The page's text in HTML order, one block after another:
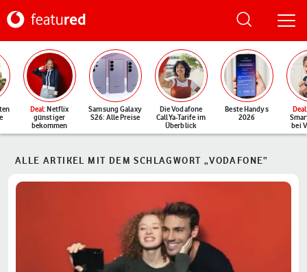
Deal: Netflix
günstiger
bekommen
Samsung Galaxy
S26: Alle Preise
Die Vodafone
CallYa-Tarife im
Überblick
Beste Handys
2026
Deal
bei
ALLE ARTIKEL MIT DEM SCHLAGWORT „VODAFONE“